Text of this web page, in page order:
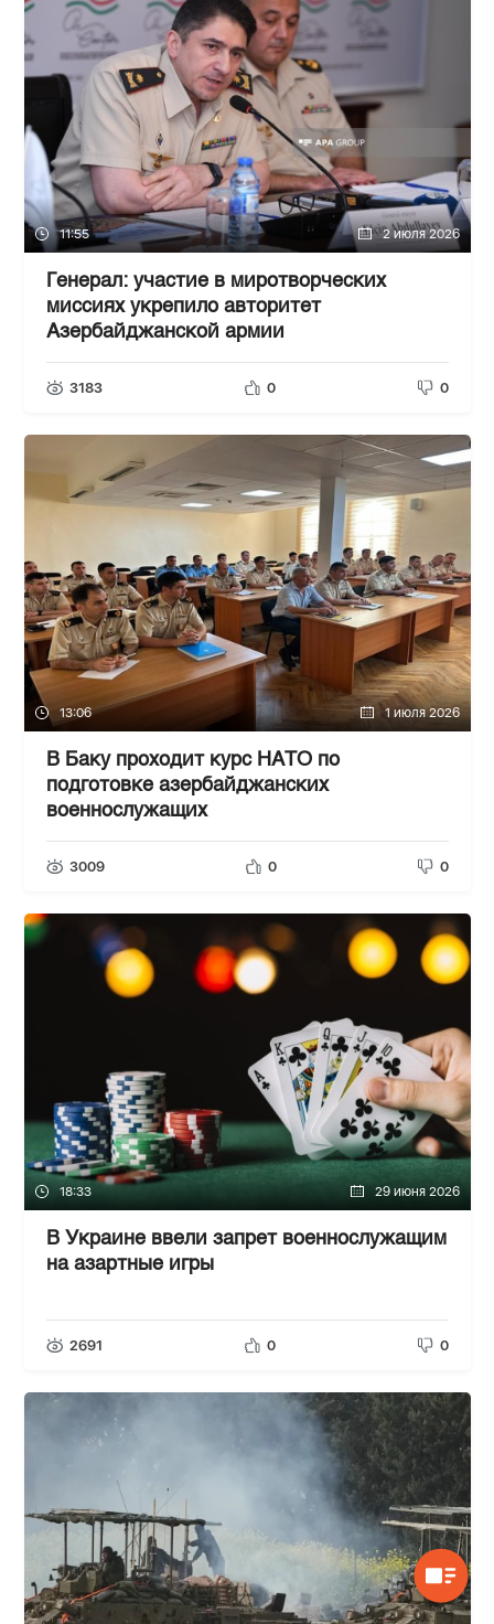
11:55 2 июля 2026
Генерал: участие в миротворческих
миссиях укрепило авторитет
Азербайджанской армии
3183 0 0
13:06 1 июля 2026
В Баку проходит курс НАТО по
подготовке азербайджанских
военнослужащих
3009 0 0
18:33 29 июня 2026
В Украине ввели запрет военнослужащим
на азартные игры
2691 0 0